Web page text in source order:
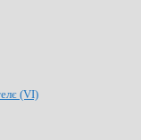
(VI)